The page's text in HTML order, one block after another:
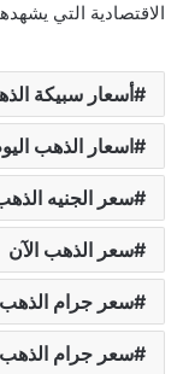
الاقتصادية التي
أسعار سبيكة
اسعار الذهب
سعر الجنيه
سعر الذهب الآن
سعر جرام الذهب
سعر جرام الذهب